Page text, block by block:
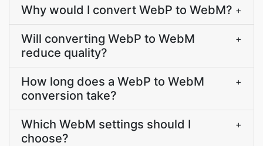
Why would I convert WebP to WebM? +
Will converting WebP to WebM
reduce quality?
+
How long does a WebP to WebM
conversion take?
+
Which WebM settings should I
choose?
+